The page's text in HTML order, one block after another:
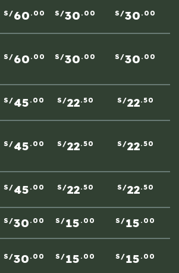
S/60 .00 S/30 .00 S/30 .00
S/60 .00 S/30 .00 S/30 .00
S/45 .00 S/22.50 S/22.50
S/45 .00 S/22.50 S/22.50
S/45 .00 S/22.50 S/22.50
S/30 .00 S/15 .00 S/15 .00
S/30 .00 S/15 .00 S/15 .00